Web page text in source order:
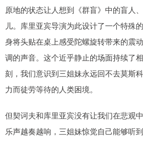
原地的状态让人想到《群盲》中的盲人
儿。库里亚宾导演为此设计了一个特殊
身将头贴在桌上感受陀螺旋转带来的震
调的声音。这个近乎静止的场面持续了
刻，我们意识到三姐妹永远回不去莫斯
力而徒劳等待的人类困境。
但契诃夫和库里亚宾没有让我们在悲观
乐声越奏越响，三姐妹惊觉自己能够听